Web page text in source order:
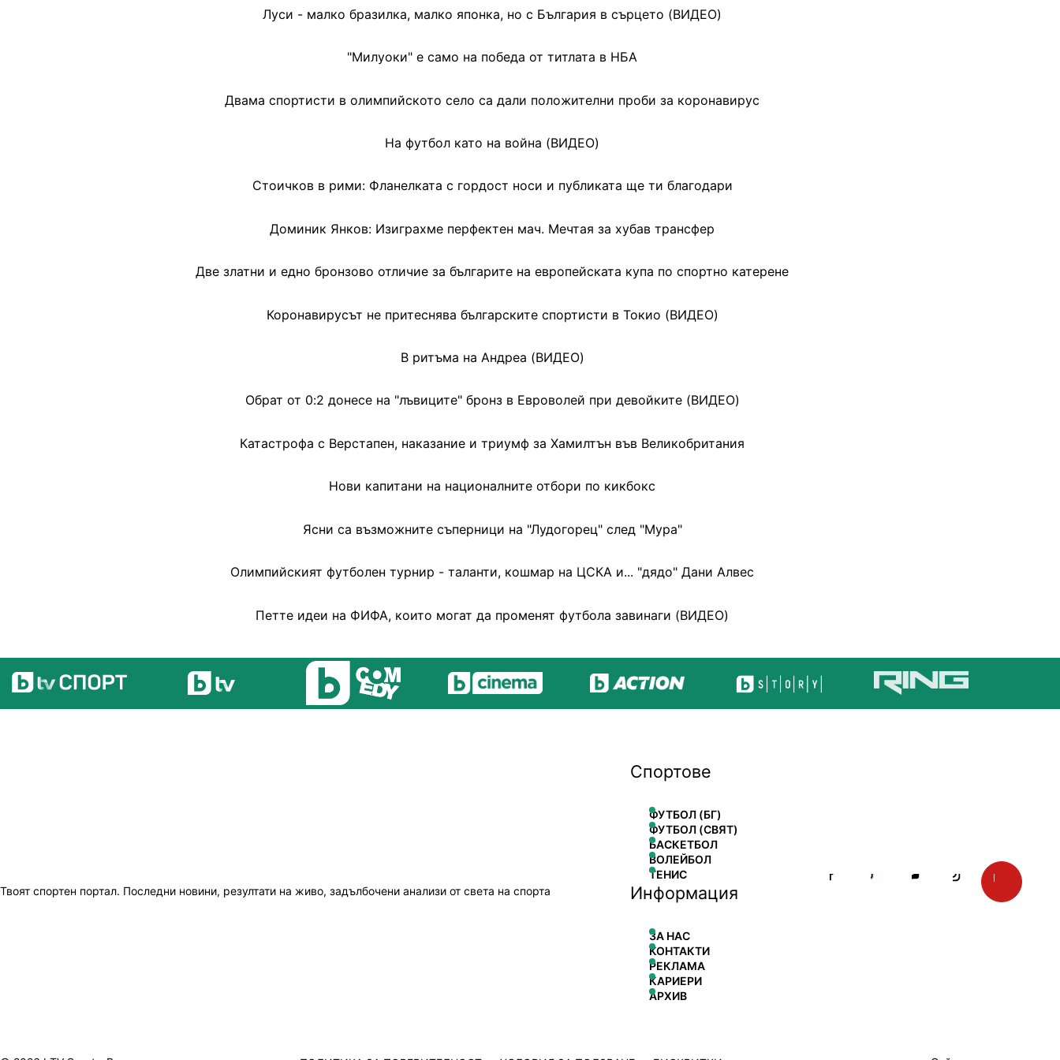
Луси - малко бразилка, малко японка, но с България в сърцето (ВИДЕО)
"Милуоки" е само на победа от титлата в НБА
Двама спортисти в олимпийското село са дали положителни проби за коронавирус
На футбол като на война (ВИДЕО)
Стоичков в рими: Фланелката с гордост носи и публиката ще ти благодари
Доминик Янков: Изиграхме перфектен мач. Мечтая за хубав трансфер
Две златни и едно бронзово отличие за българите на европейската купа по спортно катерене
Коронавирусът не притеснява българските спортисти в Токио (ВИДЕО)
В ритъма на Андреа (ВИДЕО)
Обрат от 0:2 донесе на "лъвиците" бронз в Евроволей при девойките (ВИДЕО)
Катастрофа с Верстапен, наказание и триумф за Хамилтън във Великобритания
Нови капитани на националните отбори по кикбокс
Ясни са възможните съперници на "Лудогорец" след "Мура"
Олимпийският футболен турнир - таланти, кошмар на ЦСКА и... "дядо" Дани Алвес
Петте идеи на ФИФА, които могат да променят футбола завинаги (ВИДЕО)
Твоят спортен портал. Последни новини, резултати на живо, задълбочени анализи от света на спорта
Спортове
ФУТБОЛ (БГ)
ФУТБОЛ (СВЯТ)
БАСКЕТБОЛ
ВОЛЕЙБОЛ
ТЕНИС
Информация
ЗА НАС
КОНТАКТИ
РЕКЛАМА
КАРИЕРИ
АРХИВ